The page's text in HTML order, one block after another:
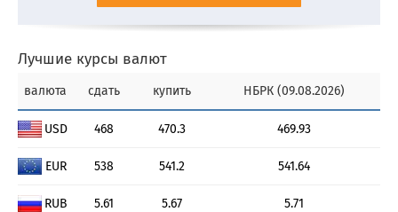
Лучшие курсы валют
валюта сдать купить НБРК (09.08.2026)
USD 468 470.3 469.93
EUR 538 541.2 541.64
RUB 5.61 5.67 5.71